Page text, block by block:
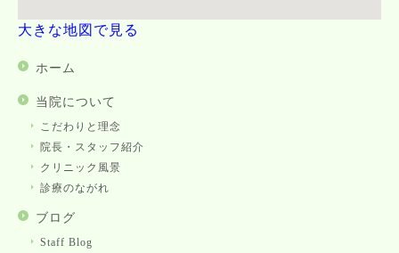
大きな地図で見る
ホーム
当院について
こだわりと理念
院長・スタッフ紹介
クリニック風景
診療のながれ
ブログ
Staff Blog